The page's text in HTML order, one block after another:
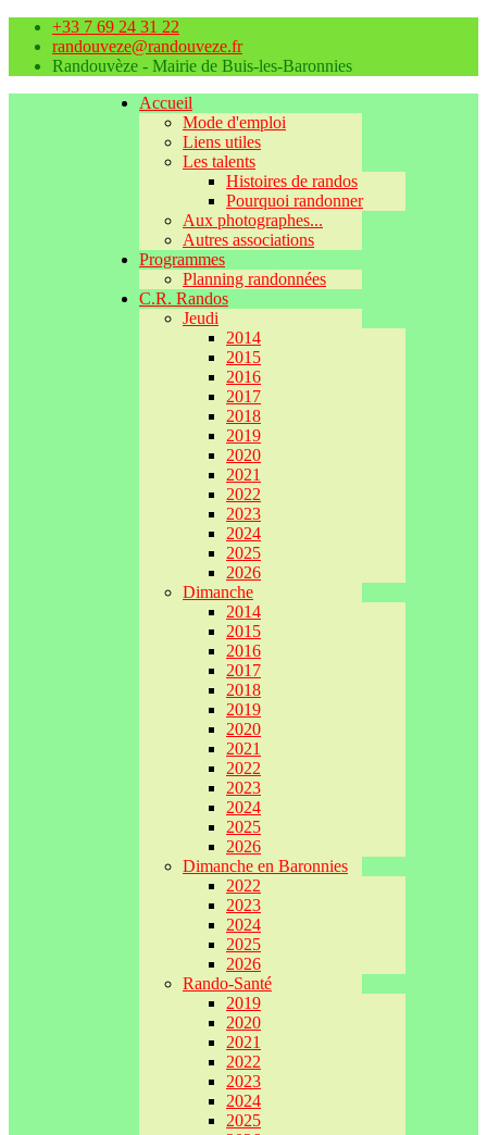
+33 7 69 24 31 22
randouveze@randouveze.fr
Randouvèze - Mairie de Buis-les-Baronnies
Accueil
Mode d'emploi
Liens utiles
Les talents
Histoires de randos
Pourquoi randonner
Aux photographes...
Autres associations
Programmes
Planning randonnées
C.R. Randos
Jeudi
2014
2015
2016
2017
2018
2019
2020
2021
2022
2023
2024
2025
2026
Dimanche
2014
2015
2016
2017
2018
2019
2020
2021
2022
2023
2024
2025
2026
Dimanche en Baronnies
2022
2023
2024
2025
2026
Rando-Santé
2019
2020
2021
2022
2023
2024
2025